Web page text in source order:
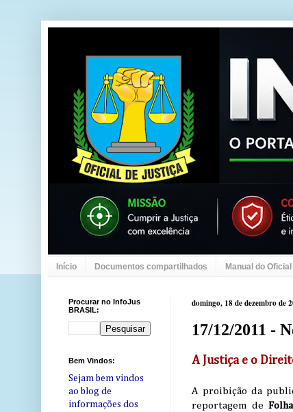
Início Documentos compartilhados Manual do
domingo, 18 de dezembro de
17/12/2011 -
A Justiça e o
A proibição da
reportagem de
Procurar no InfoJus
BRASIL:
Bem Vindos:
Sejam bem vindos
ao blog de
informações dos